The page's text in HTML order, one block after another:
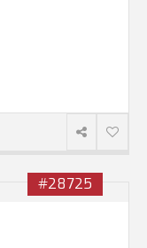
#28725